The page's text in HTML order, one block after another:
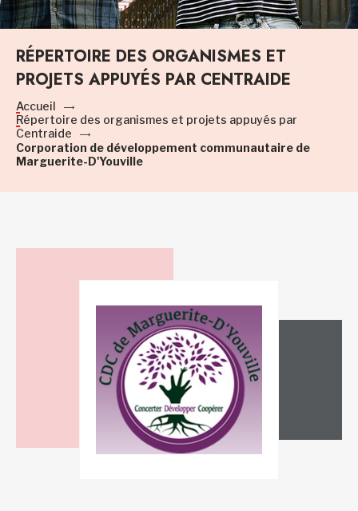
RÉPERTOIRE DES ORGANISMES ET
PROJETS APPUYÉS PAR CENTRAIDE
Accueil
Répertoire des organismes et projets appuyés par
Centraide
Corporation de développement communautaire de
Marguerite-D'Youville